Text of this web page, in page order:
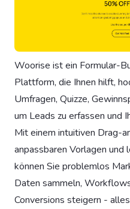
Woorise ist ein Formular-
Plattform, die Ihnen hilft,
Umfragen, Quizze,
um Leads zu erfassen und
Mit einem intuitiven Drag-
anpassbaren Vorlagen
können Sie problemlos
Daten sammeln,
Conversions steigern -